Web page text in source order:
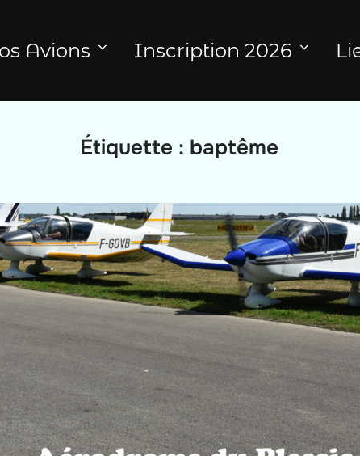
Avions Inscription 2026
Étiquette : baptême